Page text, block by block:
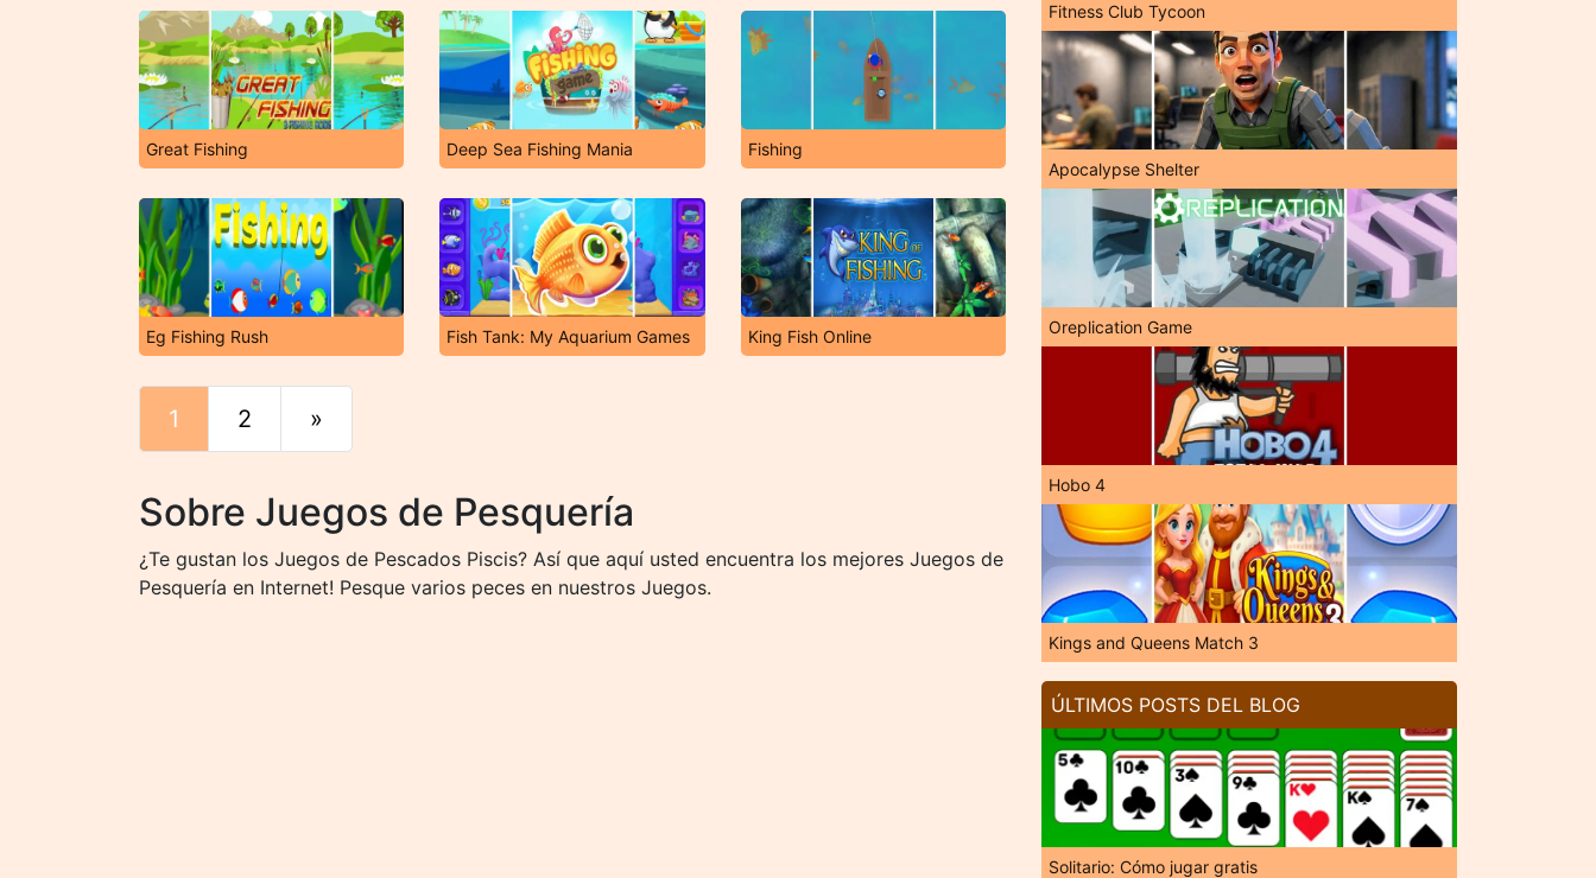
Great Fishing Deep Sea Fishing Mania Fishing
Eg Fishing Rush Fish Tank: My Aquarium Games King Fish Online
1 2 »
Sobre Juegos de Pesquería
¿Te gustan los Juegos de Pescados Piscis? Así que aquí usted encuentra los mejores Juegos de
Pesquería en Internet! Pesque varios peces en nuestros Juegos.
Fitness Club Tycoon
Apocalypse Shelter
Oreplication Game
Hobo 4
Kings and Queens Match 3
ÚLTIMOS POSTS DEL BLOG
Solitario: Cómo jugar gratis